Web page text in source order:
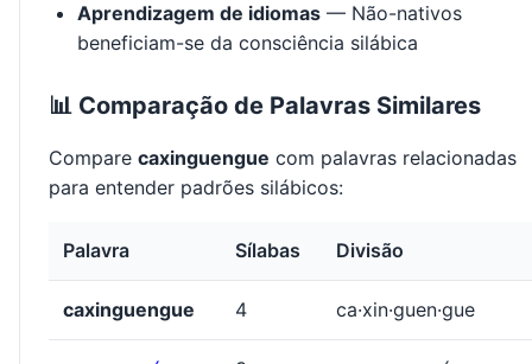
Aprendizagem de idiomas — Não-nativos
beneficiam-se da consciência silábica
📊 Comparação de Palavras Similares
Compare caxinguengue com palavras relacionadas
para entender padrões silábicos:
Palavra Sílabas Divisão
caxinguengue 4 ca·xin·guen·gue